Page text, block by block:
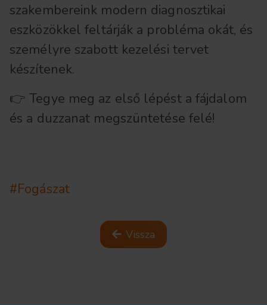
szakembereink modern diagnosztikai
eszközökkel feltárják a probléma okát, és
személyre szabott kezelési tervet
készítenek.
👉 Tegye meg az első lépést a fájdalom
és a duzzanat megszüntetése felé!
#Fogászat
Vissza